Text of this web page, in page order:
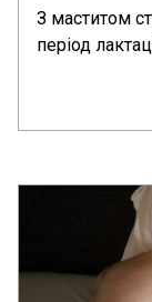
З маститом
період